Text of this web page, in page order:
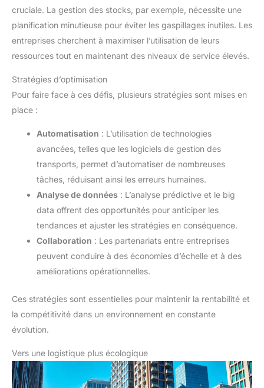
cruciale. La gestion des stocks, par exemple, nécessite une
planification minutieuse pour éviter les gaspillages inutiles. Les
entreprises cherchent à maximiser l’utilisation de leurs
ressources tout en maintenant des niveaux de service élevés.
Stratégies d’optimisation
Pour faire face à ces défis, plusieurs stratégies sont mises en
place :
Automatisation : L’utilisation de technologies
avancées, telles que les logiciels de gestion des
transports, permet d’automatiser de nombreuses
tâches, réduisant ainsi les erreurs humaines.
Analyse de données : L’analyse prédictive et le big
data offrent des opportunités pour anticiper les
tendances et ajuster les stratégies en conséquence.
Collaboration : Les partenariats entre entreprises
peuvent conduire à des économies d’échelle et à des
améliorations opérationnelles.
Ces stratégies sont essentielles pour maintenir la rentabilité et
la compétitivité dans un environnement en constante
évolution.
Vers une logistique plus écologique